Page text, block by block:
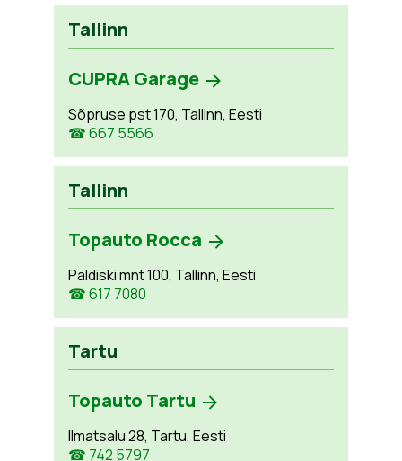
Tallinn
CUPRA Garage
Sõpruse pst 170, Tallinn, Eesti
☎ 667 5566
Tallinn
Topauto Rocca
Paldiski mnt 100, Tallinn, Eesti
☎ 617 7080
Tartu
Topauto Tartu
Ilmatsalu 28, Tartu, Eesti
☎ 742 5797